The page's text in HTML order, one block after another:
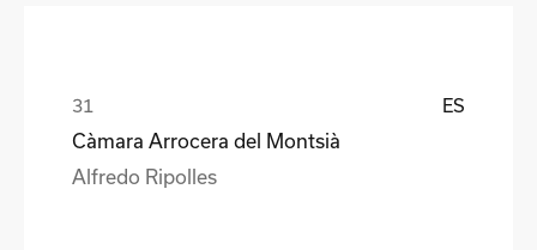
ES
Càmara Arrocera del Montsià
Alfredo Ripolles